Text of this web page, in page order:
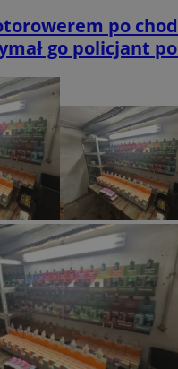
po
go policjant